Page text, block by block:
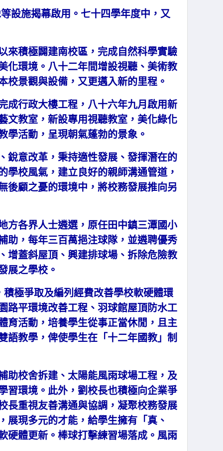
設施揭幕啟用。七十四學年度中，又
來積極闢建南校區，完成自然科學實驗
化環境。八十二年間增設視聽、美術教
校景觀與設備，又更邁入新的里程。
成行政大樓工程，八十六年九月啟用新
文教室，新設專用視聽教室，美化綠化
學活動，呈現朝氣蓬勃的景象。
銳意改革，秉持適性發展、發揮潛在的
校風氣，建立良好的親師溝通管道，
後顧之憂的環境中，將校務發展推向另
方各界人士遴選，原任田中鎮三潭國小
助，每年三百萬挹注球隊，並遴聘優秀
增蓋斜屋頂、興建排球場、拆除危險教
展之學校。
極爭取及編列經費改善學校軟硬體環
路平環境改善工程、羽球館屋頂防水工
育活動，培養學生從事正當休閒，且主
語教學，俾使學生在「十二年國教」制
助校舍拆建、太陽能風雨球場工程，及
習環境。此外，劉校長也積極向企業爭
長重視友善溝通與協調，凝聚校務發展
展現多元的才能，給學生擁有「真、
硬體更新。棒球打擊練習場落成。風雨